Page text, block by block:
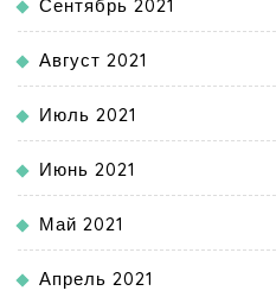
Сентябрь 2021
Август 2021
Июль 2021
Июнь 2021
Май 2021
Апрель 2021